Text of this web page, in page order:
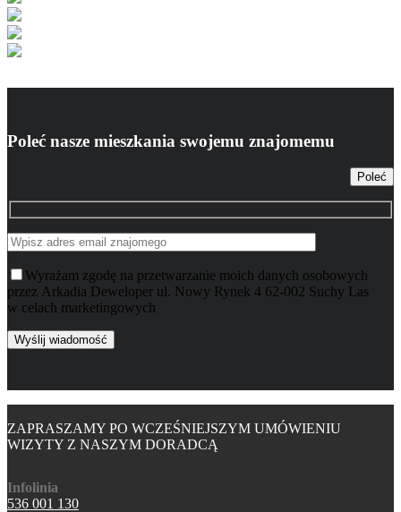
Poleć nasze mieszkania swojemu znajomemu
Poleć
Wyrażam zgodę na przetwarzanie moich danych osobowych
przez Arkadia Deweloper ul. Nowy Rynek 4 62-002 Suchy Las
w celach marketingowych
ZAPRASZAMY PO WCZEŚNIEJSZYM UMÓWIENIU
WIZYTY Z NASZYM DORADCĄ
Infolinia
536 001 130